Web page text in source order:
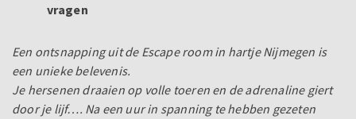
vragen
Een ontsnapping uit de Escape room in hartje Nijmegen is
een unieke belevenis.
Je hersenen draaien op volle toeren en de adrenaline giert
door je lijf…. Na een uur in spanning te hebben gezeten